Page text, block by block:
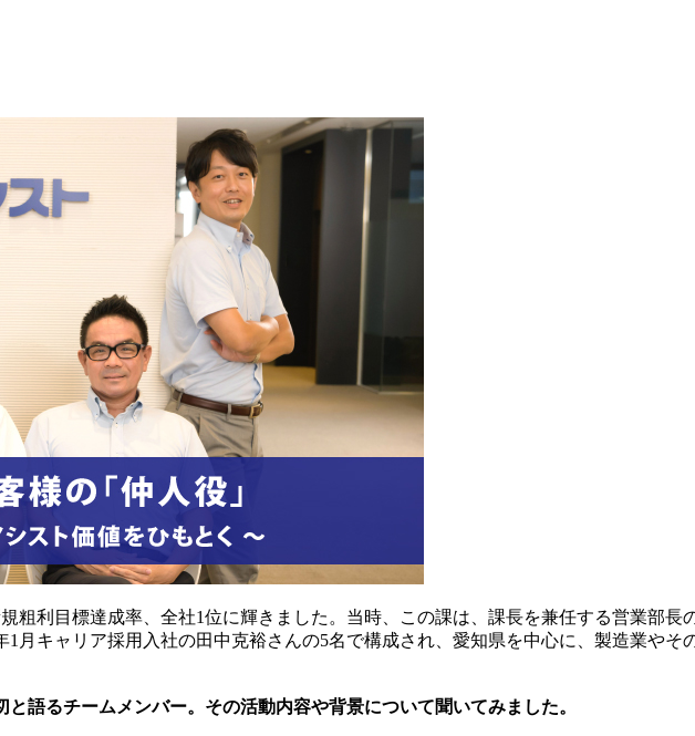
粗利目標達成率、全社1位に輝きました。当時、この課は、課長を兼任する営業部長
月キャリア採用入社の田中克裕さんの5名で構成され、愛知県を中心に、製造業やそ
語るチームメンバー。その活動内容や背景について聞いてみました。